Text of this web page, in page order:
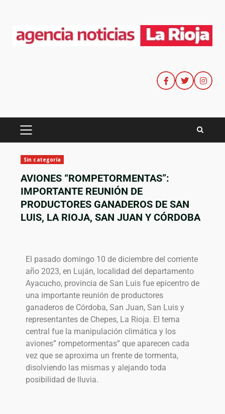
Sin categoría
AVIONES “ROMPETORMENTAS”:
IMPORTANTE REUNIÓN DE
PRODUCTORES GANADEROS DE SAN
LUIS, LA RIOJA, SAN JUAN Y CÓRDOBA
El pasado domingo 10 de diciembre del corriente
año 2023, en Luján, localidad del departamento
Ayacucho, provincia de San Luis fue epicentro de
una importante reunión de productores
ganaderos de Córdoba, San Juan, San Luis y
representantes de Chepes, La Rioja. El tema
central fue la manipulación climática y los
aviones” rompetormentas” que aparecen cada
vez que se aproxima un frente de tormenta,
disolviendo las mismas y alejando toda
posibilidad de lluvia.